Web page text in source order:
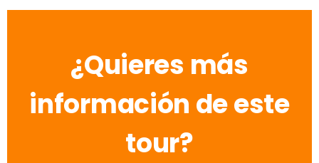
¿Quieres más
información de este
tour?